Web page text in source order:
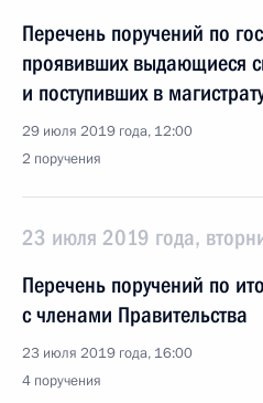
Перечень поручений по
проявивших выдающиеся
и поступивших в
29 июля 2019 года, 12:00
2 поручения
23 июля 2019 года,
Перечень поручений по
с членами Правительства
23 июля 2019 года, 16:00
4 поручения